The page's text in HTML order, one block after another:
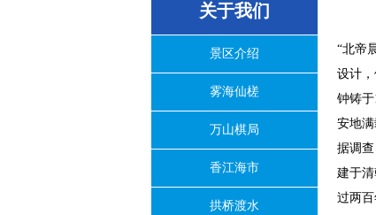
关于我们
景区介绍
雾海仙槎
万山棋局
香江海市
拱桥渡水
“北帝
设计
钟铸
安地满
据调
建于
过两百